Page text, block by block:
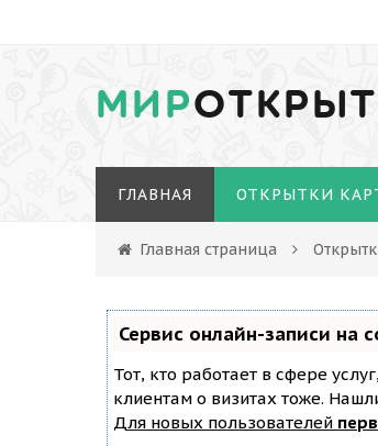
МИР
ГЛАВНАЯ ОТКРЫТКИ
Главная страница
Сервис онлайн-записи на
Тот, кто работает в сфере
клиентам о визитах тоже.
Для новых пользователей